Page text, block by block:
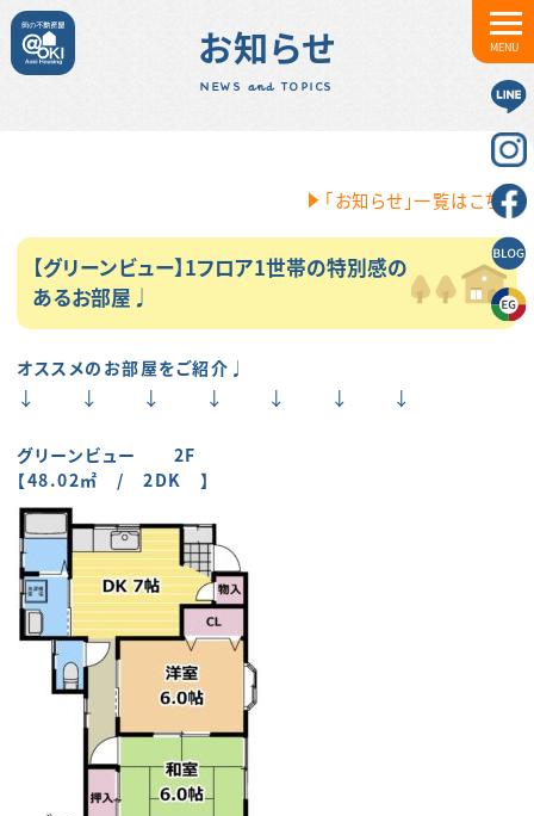
MENU
お知らせ
NEWS and TOPICS
「お知らせ」一覧はこちら
【グリーンビュー】1フロア1世帯の特別感の
あるお部屋♩
オススメのお部屋をご紹介♩
↓ ↓ ↓ ↓ ↓ ↓ ↓
グリーンビュー 2F
【48.02㎡ / 2DK 】